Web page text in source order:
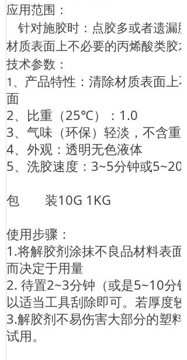
应用范围：
针对施胶时：点胶多或者遗漏
材质表面上不必要的丙烯酸类胶水
技术参数：
1、 产品特性：清除材质表面上
面
2、比重（25℃）：1.0
3、气味（环保）轻淡，不含
4、外观：透明无色液体
5、洗胶速度：3~5分钟或
包 装10G 1KG
使用步骤：
1.将解胶剂涂抹不良品材料表
而决定于用量
2. 待置2~3分钟（或是5~10分
以适当工具刮除即可。若厚度
3.解胶剂不易伤害大部分的塑
试用。